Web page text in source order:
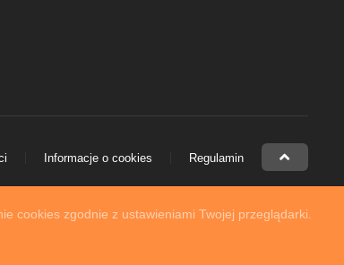
cookies zgodnie z ustawieniami Twojej przeglądarki.
Informacje o cookies Regulamin